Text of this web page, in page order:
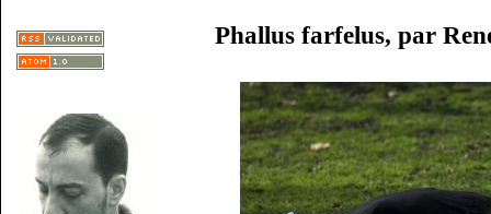
Phallus farfelus, par